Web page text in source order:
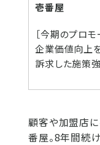
壱番屋
［今期のプロ
企業価値向上
訴求した施策
顧客や加盟店
番屋。8年間続